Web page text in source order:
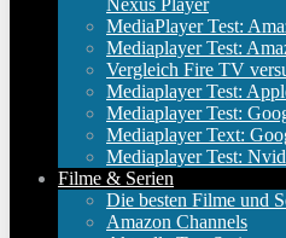
Nexus Player
MediaPlayer Test:
Mediaplayer Test:
Vergleich Fire TV
Mediaplayer Test:
Mediaplayer Test:
Mediaplayer Text:
Mediaplayer Test:
Filme & Serien
Die besten Filme und
Amazon Channels